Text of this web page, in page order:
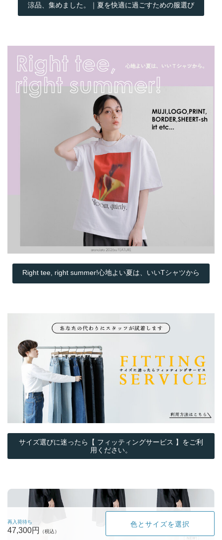
涼品、集めました。｜夏を快適に過ごすための服選び
Right tee, right summer!心地よい夏は、いいTシャツから
サイズ選びに迷ったら【 フィッティングサービス 】をご利
用ください。
再入荷待ち
47,300円
色とサイズを選択